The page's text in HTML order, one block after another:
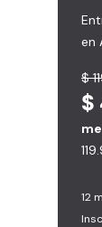
en
$
$
12